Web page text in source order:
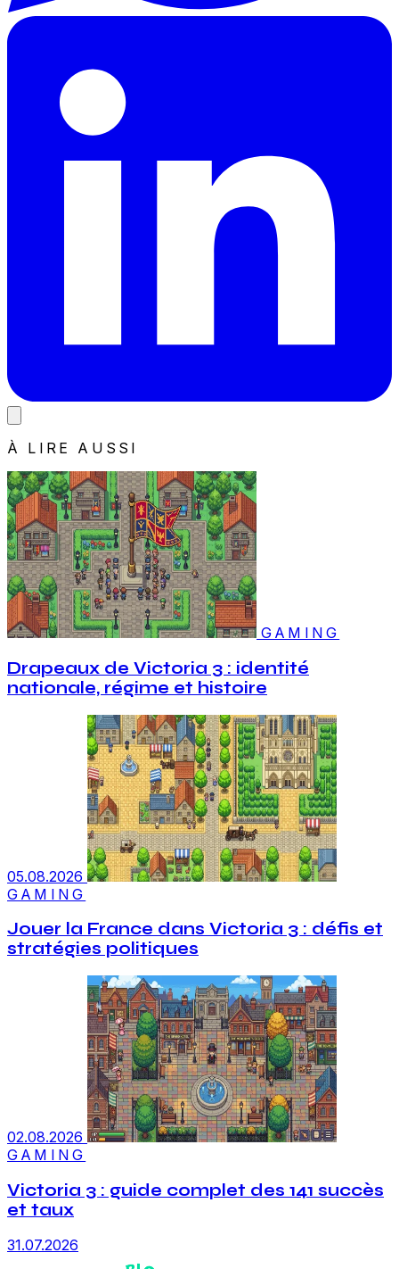
À LIRE AUSSI
GAMING
Drapeaux de Victoria 3 : identité
nationale, régime et histoire
05.08.2026
GAMING
Jouer la France dans Victoria 3 : défis et
stratégies politiques
02.08.2026
GAMING
Victoria 3 : guide complet des 141 succès
et taux
31.07.2026